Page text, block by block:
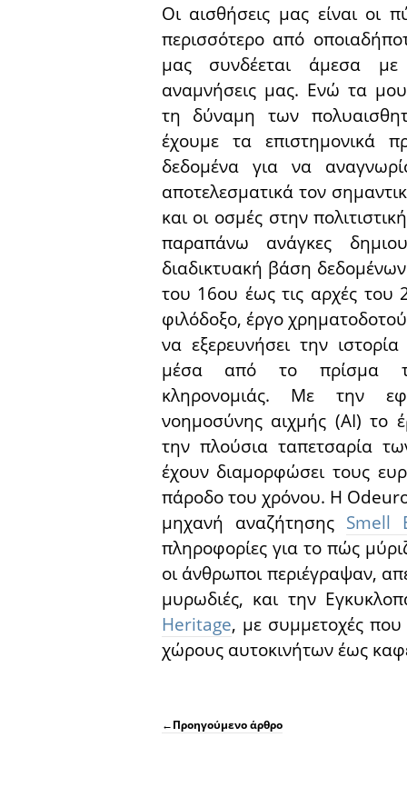
Οι αισθήσεις μας είναι οι
περισσότερο από
μας συνδέεται άμεσα
αναμνήσεις μας. Ενώ τα
τη δύναμη των
έχουμε τα επιστημονικά
δεδομένα για να
αποτελεσματικά τον
και οι οσμές στην
παραπάνω ανάγκες
διαδικτυακή βάση
του 16ου έως τις αρχές του
φιλόδοξο, έργο
να εξερευνήσει την
μέσα από το πρίσμα
κληρονομιάς. Με την
νοημοσύνης αιχμής (AI) το
την πλούσια ταπετσαρία
έχουν διαμορφώσει τους
πάροδο του χρόνου. Η
μηχανή αναζήτησης Smell
πληροφορίες για το πώς
οι άνθρωποι περιέγραψαν,
μυρωδιές, και την
Heritage, με συμμετοχές που
χώρους αυτοκινήτων έως
←Προηγούμενο άρθρο